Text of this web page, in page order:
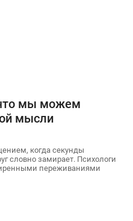
мы можем
мысли
когда секунды
словно замирает. Психологи
переживаниями